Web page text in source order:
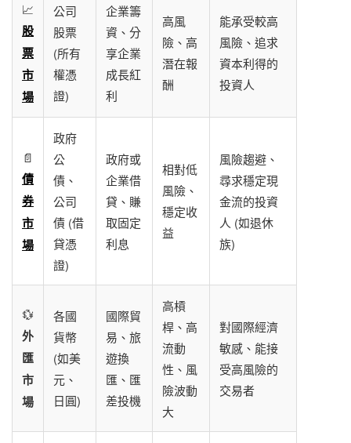
📈
股
票
市
場
公司
股票
(所有
權憑
證)
企業籌
資、分
享企業
成長紅
利
高風
險、高
潛在報
酬
能承受較高
風險、追求
資本利得的
投資人
📄
債
券
市
場
政府
公
債、
公司
債 (借
貸憑
證)
政府或
企業借
貸、賺
取固定
利息
相對低
風險、
穩定收
益
風險趨避、
尋求穩定現
金流的投資
人 (如退休
族)
💱
外
匯
市
場
各國
貨幣
(如美
元、
日圓)
國際貿
易、旅
遊換
匯、匯
差投機
高槓
桿、高
流動
性、風
險波動
大
對國際經濟
敏感、能接
受高風險的
交易者